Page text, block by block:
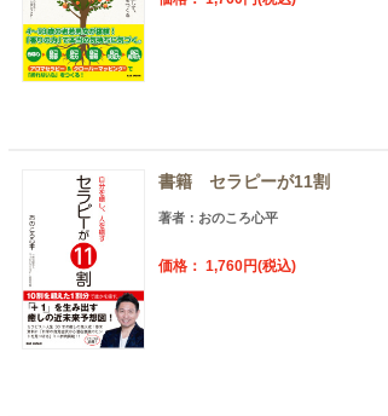
書籍 セラピーが11割
著者：おのころ心平
価格： 1,760円(税込)